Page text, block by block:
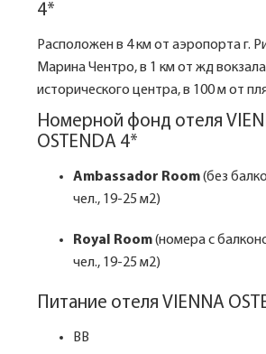
4*
Расположен в 4 км от аэропорта г.
Марина Чентро, в 1 км от жд
исторического центра, в 100 м от
Номерной фонд отеля
OSTENDA 4*
Ambassador Room(без
чел., 19-25 м2)
Royal Room(номера с
чел., 19-25 м2)
Питание отеля VIENNA
BB